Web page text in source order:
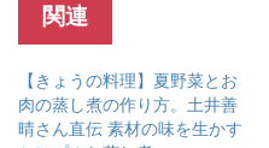
関連
【きょうの料理】夏野菜とお
肉の蒸し煮の作り方。土井善
晴さん直伝 素材の味を生かす